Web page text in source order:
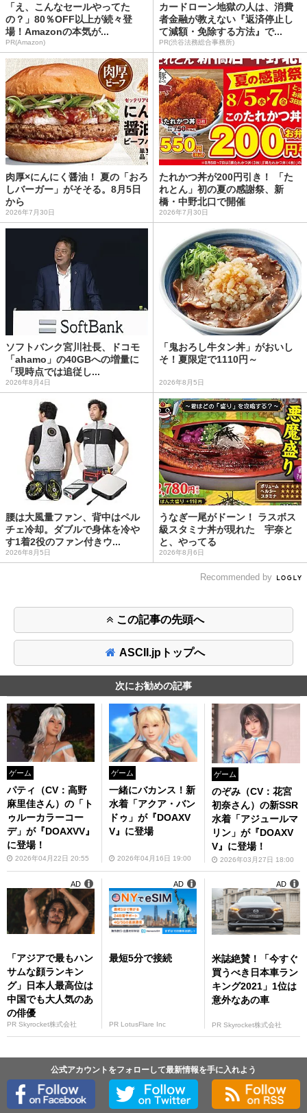
「え、こんなセールやってた
の？」80％OFF以上が続々登
場！Amazonの本気が...
PR(Amazon)
カードローン地獄の人は、消費
者金融が教えない『返済停止し
て減額・免除する方法』で...
PR(渋谷法務総合事務所)
肉厚×にんにく醤油！ 夏の「おろ
しバーガー」がそそる。8月5日
から
2026年7月30日
たれかつ丼が200円引き！ 「た
れとん」初の夏の感謝祭、新
橋・中野北口で開催
2026年7月30日
ソフトバンク宮川社長、ドコモ
「ahamo」の40GBへの増量に
「現時点では追従し...
2026年8月4日
「鬼おろし牛タン丼」がおいし
そ！夏限定で1110円～
2026年8月5日
腰は大風量ファン、背中はペル
チェ冷却。ダブルで身体を冷や
す1着2役のファン付きウ...
2026年8月5日
うなぎ一尾がドーン！ ラスボス
級スタミナ丼が現れた 宇奈と
と、やってる
2026年8月6日
Recommended by
この記事の先頭へ
ASCII.jpトップへ
次にお勧めの記事
ゲーム
パティ（CV：高野
麻里佳さん）の「ト
ゥルーカラーコー
デ」が『DOAXVV』
に登場！
2026年04月22日 20:55
ゲーム
一緒にバカンス！新
水着「アクア・バン
ドゥ」が『DOAXV
V』に登場
2026年04月16日 19:00
ゲーム
のぞみ（CV：花宮
初奈さん）の新SSR
水着「アジュールマ
リン」が『DOAXV
V』に登場！
2026年03月27日 18:00
「アジアで最もハン
サムな顔ランキン
グ」日本人最高位は
中国でも大人気のあ
の俳優
PR Skyrocket株式会社
AD
最短5分で接続
PR LotusFlare Inc
AD
米誌絶賛！「今すぐ
買うべき日本車ラン
キング2021」1位は
意外なあの車
PR Skyrocket株式会社
AD
公式アカウントをフォローして最新情報を手に入れよう